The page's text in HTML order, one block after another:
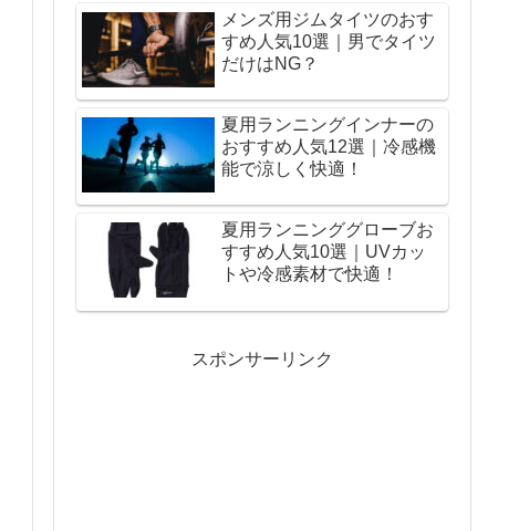
メンズ用ジムタイツのおす
すめ人気10選｜男でタイツ
だけはNG？
夏用ランニングインナーの
おすすめ人気12選｜冷感機
能で涼しく快適！
夏用ランニンググローブお
すすめ人気10選｜UVカッ
トや冷感素材で快適！
スポンサーリンク